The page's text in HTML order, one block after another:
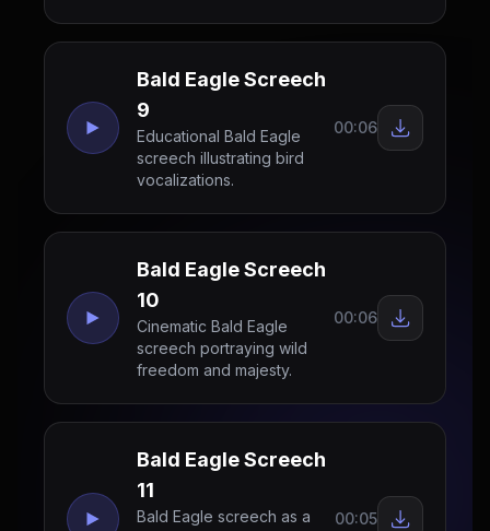
Bald Eagle Screech
9
Educational Bald Eagle
screech illustrating bird
vocalizations.
00:06
Bald Eagle Screech
10
Cinematic Bald Eagle
screech portraying wild
freedom and majesty.
00:06
Bald Eagle Screech
11
Bald Eagle screech as a
00:05